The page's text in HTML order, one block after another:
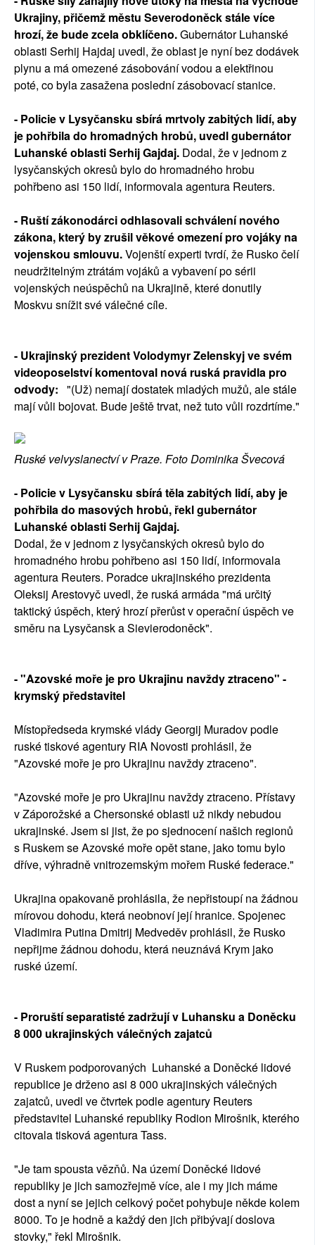
Ukrajiny, přičemž městu Severodoněck stále více
hrozí, že bude zcela obklíčeno.Gubernátor Luhanské
oblasti Serhij Hajdaj uvedl, že oblast je nyní bez dodávek
plynu a má omezené zásobování vodou a elektřinou
poté, co byla zasažena poslední zásobovací stanice.
- Policie v Lysyčansku sbírá mrtvoly zabitých lidí, aby
je pohřbila do hromadných hrobů, uvedl gubernátor
Luhanské oblasti Serhij Gajdaj. Dodal, že v jednom z
lysyčanských okresů bylo do hromadného hrobu
pohřbeno asi 150 lidí, informovala agentura Reuters.
- Ruští zákonodárci odhlasovali schválení nového
zákona, který by zrušil věkové omezení pro vojáky na
vojenskou smlouvu.Vojenští experti tvrdí, že Rusko čelí
neudržitelným ztrátám vojáků a vybavení po sérii
vojenských neúspěchů na Ukrajině, které donutily
Moskvu snížit své válečné cíle.
- Ukrajinský prezident Volodymyr Zelenskyj ve svém
videoposelství komentoval nová ruská pravidla pro
odvody: "(Už) nemají dostatek mladých mužů, ale stále
mají vůli bojovat. Bude ještě trvat, než tuto vůli rozdrtíme."
Ruské velvyslanectví v Praze. Foto Dominika Švecová
- Policie v Lysyčansku sbírá těla zabitých lidí, aby je
pohřbila do masových hrobů, řekl gubernátor
Luhanské oblasti Serhij Gajdaj.
Dodal, že v jednom z lysyčanských okresů bylo do
hromadného hrobu pohřbeno asi 150 lidí, informovala
agentura Reuters. Poradce ukrajinského prezidenta
Oleksij Arestovyč uvedl, že ruská armáda "má určitý
taktický úspěch, který hrozí přerůst v operační úspěch ve
směru na Lysyčansk a Sievierodoněck".
- "Azovské moře je pro Ukrajinu navždy ztraceno" -
krymský představitel
Místopředseda krymské vlády Georgij Muradov podle
ruské tiskové agentury RIA Novosti prohlásil, že
"Azovské moře je pro Ukrajinu navždy ztraceno".
"Azovské moře je pro Ukrajinu navždy ztraceno. Přístavy
v Záporožské a Chersonské oblasti už nikdy nebudou
ukrajinské. Jsem si jist, že po sjednocení našich regionů
s Ruskem se Azovské moře opět stane, jako tomu bylo
dříve, výhradně vnitrozemským mořem Ruské federace."
Ukrajina opakovaně prohlásila, že nepřistoupí na žádnou
mírovou dohodu, která neobnoví její hranice. Spojenec
Vladimira Putina Dmitrij Medveděv prohlásil, že Rusko
nepřijme žádnou dohodu, která neuznává Krym jako
ruské území.
- Proruští separatisté zadržují v Luhansku a Doněcku
8 000 ukrajinských válečných zajatců
V Ruskem podporovaných Luhanské a Doněcké lidové
republice je drženo asi 8 000 ukrajinských válečných
zajatců, uvedl ve čtvrtek podle agentury Reuters
představitel Luhanské republiky Rodion Mirošnik, kterého
citovala tisková agentura Tass.
"Je tam spousta vězňů. Na území Doněcké lidové
republiky je jich samozřejmě více, ale i my jich máme
dost a nyní se jejich celkový počet pohybuje někde kolem
8000. To je hodně a každý den jich přibývají doslova
stovky," řekl Mirošnik.